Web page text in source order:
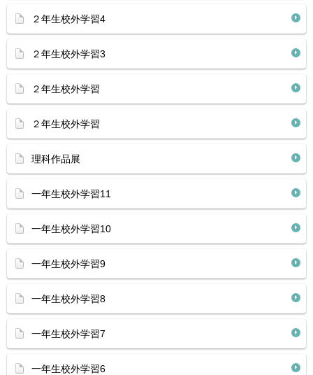
２年生校外学習4
２年生校外学習3
２年生校外学習
２年生校外学習
理科作品展
一年生校外学習11
一年生校外学習10
一年生校外学習9
一年生校外学習8
一年生校外学習7
一年生校外学習6